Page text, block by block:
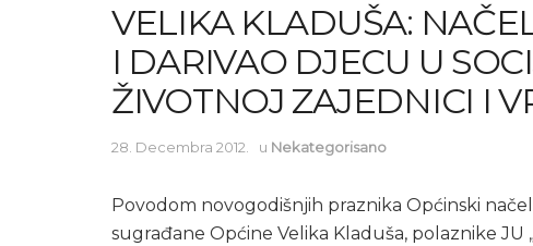
VELIKA KLADUŠA:
I DARIVAO DJECU U
ŽIVOTNOJ ZAJEDNICI I
28. Decembra 2012. u Nekategorisano
Povodom novogodišnjih praznika Općinski
sugrađane Općine Velika Kladuša, polaznike JU